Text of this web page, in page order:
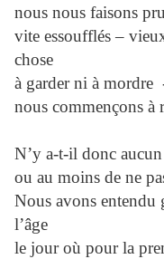
nous nous faisons
vite essoufflés –
chose
à garder ni à mordre
nous commençons à
N’y a-t-il donc
ou au moins de ne
Nous avons entendu
l’âge
le jour où pour la